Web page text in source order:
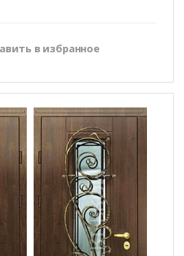
в избранное